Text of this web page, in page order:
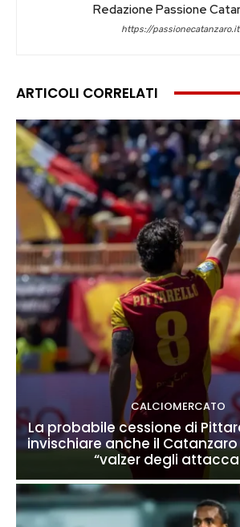
Redazione Passione
https://passionecatanzaro.it
ARTICOLI CORRELATI
CALCIOMERCATO
La probabile cessione di
invischiare anche il
“valzer degli